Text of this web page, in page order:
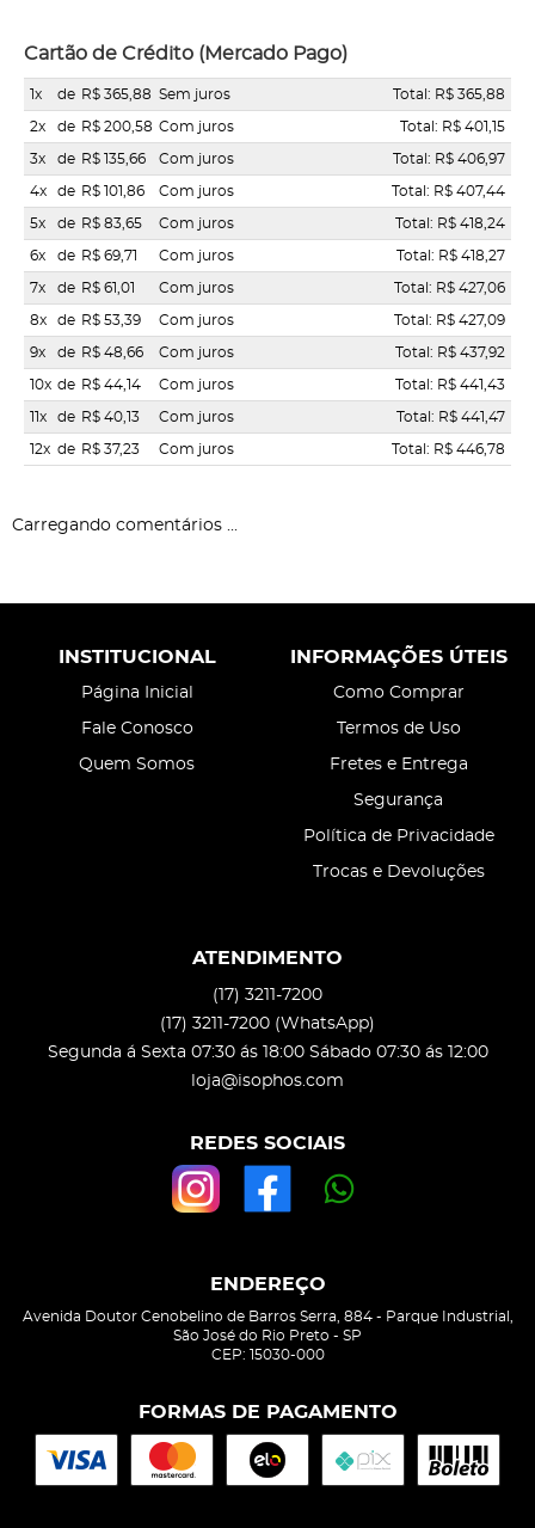
Cartão de Crédito (Mercado Pago)
1x de R$ 365,88 Sem juros Total: R$ 365,88
2x de R$ 200,58 Com juros Total: R$ 401,15
3x de R$ 135,66 Com juros Total: R$ 406,97
4x de R$ 101,86 Com juros Total: R$ 407,44
5x de R$ 83,65 Com juros Total: R$ 418,24
6x de R$ 69,71 Com juros Total: R$ 418,27
7x de R$ 61,01 Com juros Total: R$ 427,06
8x de R$ 53,39 Com juros Total: R$ 427,09
9x de R$ 48,66 Com juros Total: R$ 437,92
10x de R$ 44,14 Com juros Total: R$ 441,43
11x de R$ 40,13 Com juros Total: R$ 441,47
12x de R$ 37,23 Com juros Total: R$ 446,78
Carregando comentários ...
INSTITUCIONAL
Página Inicial
Fale Conosco
Quem Somos
INFORMAÇÕES ÚTEIS
Como Comprar
Termos de Uso
Fretes e Entrega
Segurança
Política de Privacidade
Trocas e Devoluções
ATENDIMENTO
(17) 3211-7200
(17) 3211-7200 (WhatsApp)
Segunda á Sexta 07:30 ás 18:00 Sábado 07:30 ás 12:00
loja@isophos.com
REDES SOCIAIS
ENDEREÇO
Avenida Doutor Cenobelino de Barros Serra, 884- Parque Industrial,
São José do Rio Preto - SP
CEP: 15030-000
FORMAS DE PAGAMENTO